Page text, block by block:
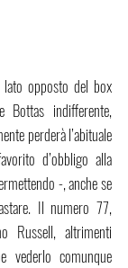
lato opposto del box
Bottas indifferente,
perderà l’abituale
d’obbligo alla
-, anche se
Il numero 77,
Russell, altrimenti
vederlo comunque